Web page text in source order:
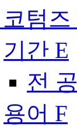
텀
기간 E
전
용어 F